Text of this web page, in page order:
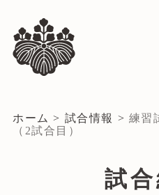
ホーム > 試合情報 > 練習
（2試合目）
試